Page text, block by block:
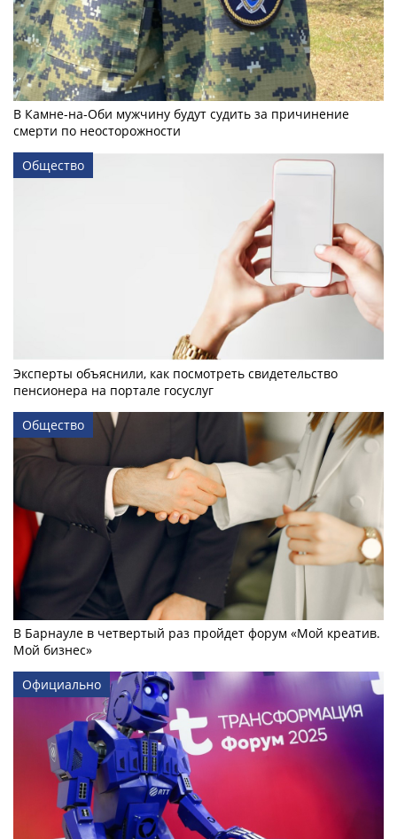
В Камне-на-Оби мужчину будут судить за причинение
смерти по неосторожности
Общество
Эксперты объяснили, как посмотреть свидетельство
пенсионера на портале госуслуг
Общество
В Барнауле в четвертый раз пройдет форум «Мой креатив.
Мой бизнес»
Официально